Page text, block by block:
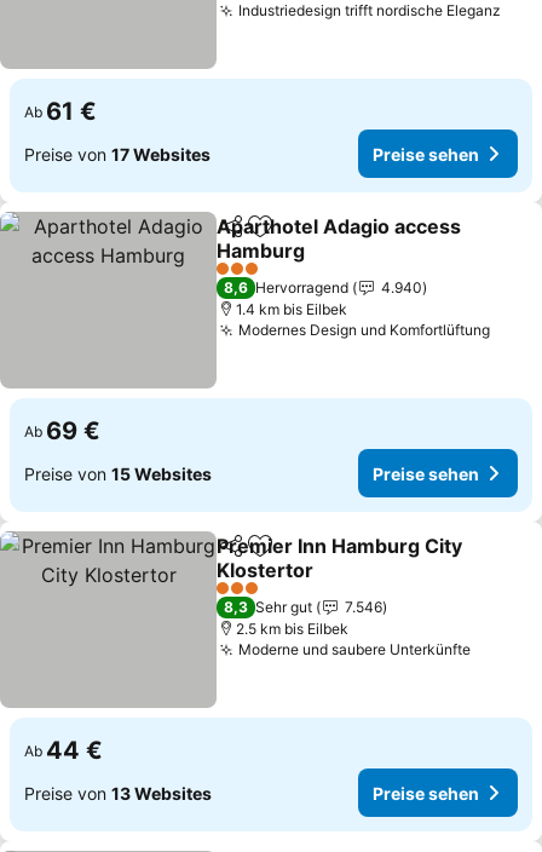
Industriedesign trifft nordische Eleganz
Ab 61 €
Preise von 17 Websites Preise sehen
TeilenZu Favoriten hinzufügen
Aparthotel Adagio access
Hamburg
3 Sterne
8,6 Hervorragend
4.940
1.4 km bis Eilbek
Modernes Design und Komfortlüftung
Ab 69 €
Preise von 15 Websites Preise sehen
TeilenZu Favoriten hinzufügen
Premier Inn Hamburg City
Klostertor
3 Sterne
8,3 Sehr gut
7.546
2.5 km bis Eilbek
Moderne und saubere Unterkünfte
Ab 44 €
Preise von 13 Websites Preise sehen